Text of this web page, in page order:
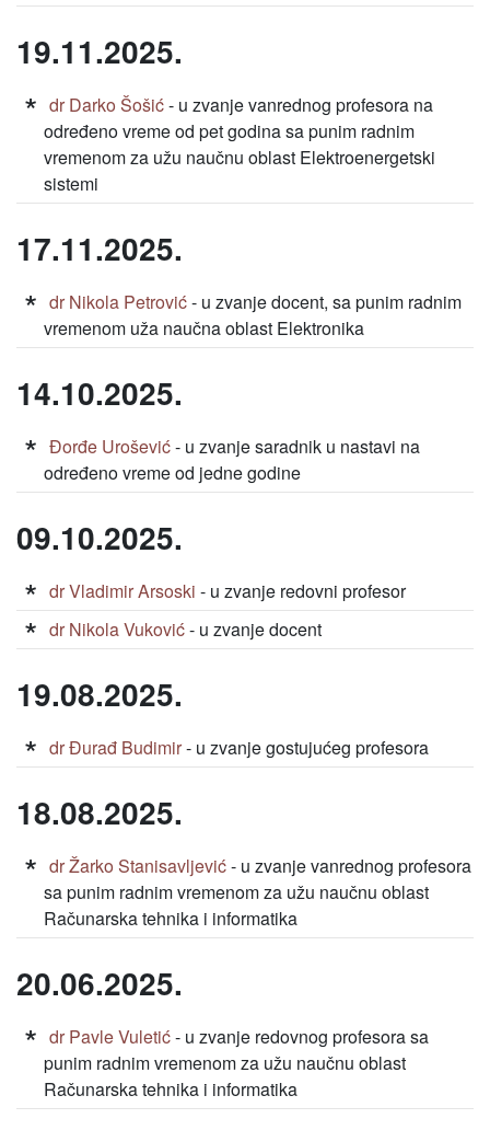
19.11.2025.
dr Darko Šošić- u zvanje vanrednog profesora na
određeno vreme od pet godina sa punim radnim
vremenom za užu naučnu oblast Elektroenergetski
sistemi
17.11.2025.
dr Nikola Petrović- u zvanje docent, sa punim radnim
vremenom uža naučna oblast Elektronika
14.10.2025.
Đorđe Urošević- u zvanje saradnik u nastavi na
određeno vreme od jedne godine
09.10.2025.
dr Vladimir Arsoski - u zvanje redovni profesor
dr Nikola Vuković- u zvanje docent
19.08.2025.
dr Đurađ Budimir- u zvanje gostujućeg profesora
18.08.2025.
dr Žarko Stanisavljević- u zvanje vanrednog profesora
sa punim radnim vremenom za užu naučnu oblast
Računarska tehnika i informatika
20.06.2025.
dr Pavle Vuletić- u zvanje redovnog profesora sa
punim radnim vremenom za užu naučnu oblast
Računarska tehnika i informatika